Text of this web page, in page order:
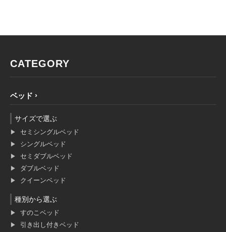
CATEGORY
ベッド
サイズで選ぶ
セミシングルベッド
シングルベッド
セミダブルベッド
ダブルベッド
クイーンベッド
種別から選ぶ
すのこベッド
引き出し付きベッド